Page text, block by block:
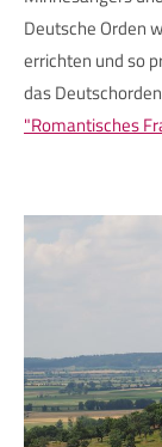
Deutsche Orden
errichten und so
das
"Romantisches